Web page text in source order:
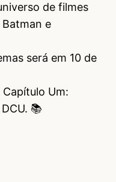
de filmes
e
será em 10 de
Um:
📚